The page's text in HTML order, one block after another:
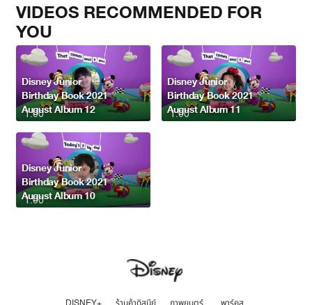
VIDEOS RECOMMENDED FOR
YOU
1:00
Disney Junior
Birthday Book 2021
August Album 12
1:00
Disney Junior
Birthday Book 2021
August Album 11
1:00
Disney Junior
Birthday Book 2021
August Album 10